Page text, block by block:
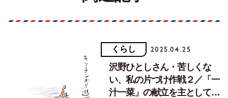
くらし 2025.04.25
沢野ひとしさん・苦しくな
い、私の片づけ作戦２／「一
汁一菜」の献立を主として、